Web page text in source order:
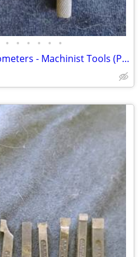
• • • • • •
Vintage 0-1" Outside Micrometers - Machinist Tools (Pair of 2)